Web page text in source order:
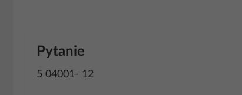
Pytanie
5 04001- 12